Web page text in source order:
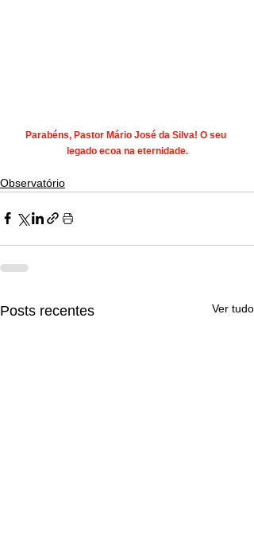
Parabéns, Pastor Mário José da Silva! O seu
legado ecoa na eternidade.
Observatório
Posts recentes Ver tudo